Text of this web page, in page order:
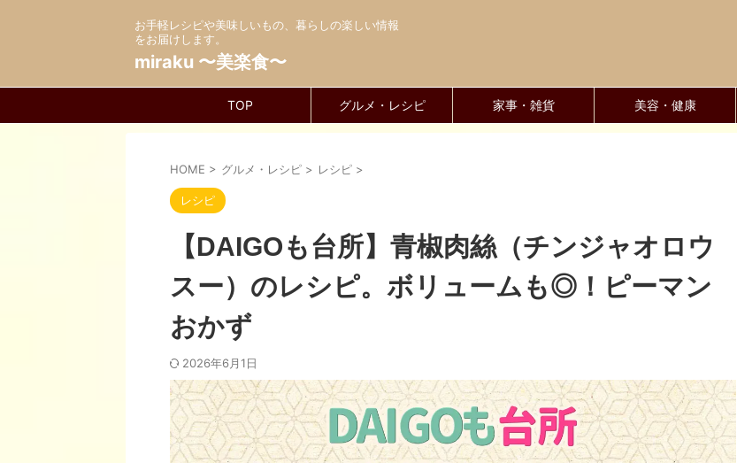
お手軽レシピや美味しいもの、暮らしの楽しい情報
をお届けします。
miraku 〜美楽食〜
TOP グルメ・レシピ 家事・雑貨 美容・健康
HOME > グルメ・レシピ > レシピ >
レシピ
【DAIGOも台所】青椒肉絲（チンジャオロウ
スー）のレシピ。ボリュームも◎！ピーマン
おかず
2026年6月1日